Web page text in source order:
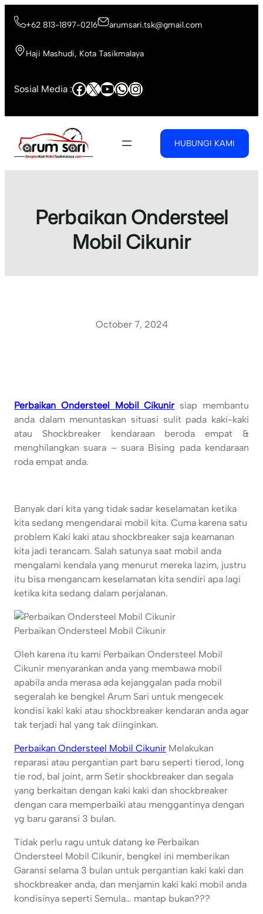
+62 813-1897-0216 arumsari.tsk@gmail.com
Haji Mashudi, Kota Tasikmalaya
Sosial Media :Facebook
X YouTube
WhatsApp
Instagram
HUBUNGI KAMI
Perbaikan Ondersteel
Mobil Cikunir
October 7, 2024
Perbaikan Ondersteel Mobil Cikunir siap membantu
anda dalam menuntaskan situasi sulit pada kaki-kaki
atau Shockbreaker kendaraan beroda empat &
menghilangkan suara – suara Bising pada kendaraan
roda empat anda.
Banyak dari kita yang tidak sadar keselamatan ketika
kita sedang mengendarai mobil kita. Cuma karena satu
problem Kaki kaki atau shockbreaker saja keamanan
kita jadi terancam. Salah satunya saat mobil anda
mengalami kendala yang menurut mereka lazim, justru
itu bisa mengancam keselamatan kita sendiri apa lagi
ketika kita sedang dalam perjalanan.
Perbaikan Ondersteel Mobil Cikunir
Oleh karena itu kami Perbaikan Ondersteel Mobil
Cikunir menyarankan anda yang membawa mobil
apabila anda merasa ada kejanggalan pada mobil
segeralah ke bengkel Arum Sari untuk mengecek
kondisi kaki kaki atau shockbreaker kendaran anda agar
tak terjadi hal yang tak diinginkan.
Perbaikan Ondersteel Mobil Cikunir Melakukan
reparasi atau pergantian part baru seperti tierod, long
tie rod, bal joint, arm Setir shockbreaker dan segala
yang berkaitan dengan kaki kaki dan shockbreaker
dengan cara memperbaiki atau menggantinya dengan
yg baru garansi 3 bulan.
Tidak perlu ragu untuk datang ke Perbaikan
Ondersteel Mobil Cikunir, bengkel ini memberikan
Garansi selama 3 bulan untuk pergantian kaki kaki dan
shockbreaker anda, dan menjamin kaki kaki mobil anda
kondisinya seperti Semula… mantap bukan???